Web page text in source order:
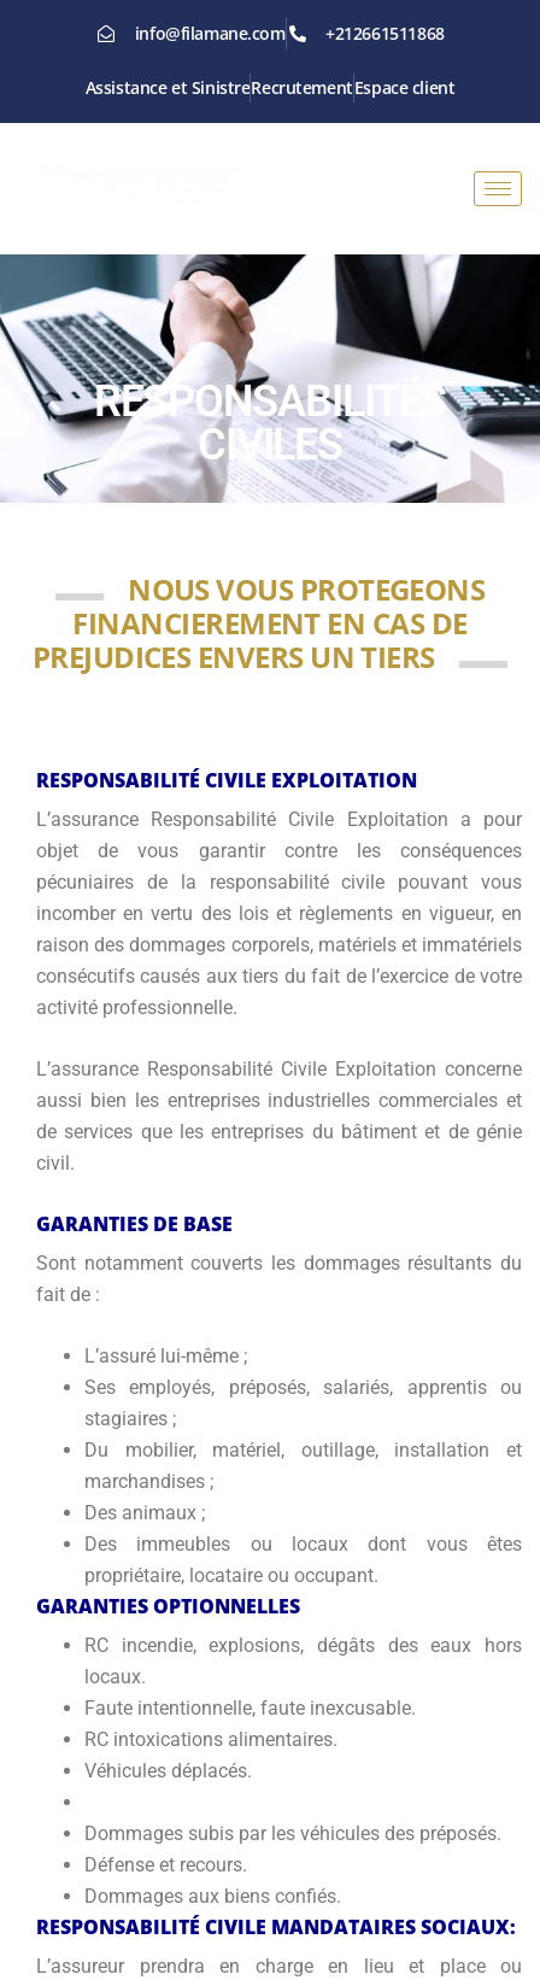
info@filamane.com +212661511868
Assistance et SinistreRecrutementEspace client
RESPONSABILITÉS
CIVILES
NOUS VOUS PROTEGEONS
FINANCIEREMENT EN CAS DE
PREJUDICES ENVERS UN TIERS
RESPONSABILITÉ CIVILE EXPLOITATION
L’assurance Responsabilité Civile Exploitation a pour
objet de vous garantir contre les conséquences
pécuniaires de la responsabilité civile pouvant vous
incomber en vertu des lois et règlements en vigueur, en
raison des dommages corporels, matériels et immatériels
consécutifs causés aux tiers du fait de l’exercice de votre
activité professionnelle.
L’assurance Responsabilité Civile Exploitation concerne
aussi bien les entreprises industrielles commerciales et
de services que les entreprises du bâtiment et de génie
civil.
GARANTIES DE BASE
Sont notamment couverts les dommages résultants du
fait de :
L’assuré lui-même ;
Ses employés, préposés, salariés, apprentis ou
stagiaires ;
Du mobilier, matériel, outillage, installation et
marchandises ;
Des animaux ;
Des immeubles ou locaux dont vous êtes
propriétaire, locataire ou occupant.
GARANTIES OPTIONNELLES
RC incendie, explosions, dégâts des eaux hors
locaux.
Faute intentionnelle, faute inexcusable.
RC intoxications alimentaires.
Véhicules déplacés.
Dommages subis par les véhicules des préposés.
Défense et recours.
Dommages aux biens confiés.
RESPONSABILITÉ CIVILE MANDATAIRES SOCIAUX:
L’assureur prendra en charge en lieu et place ou